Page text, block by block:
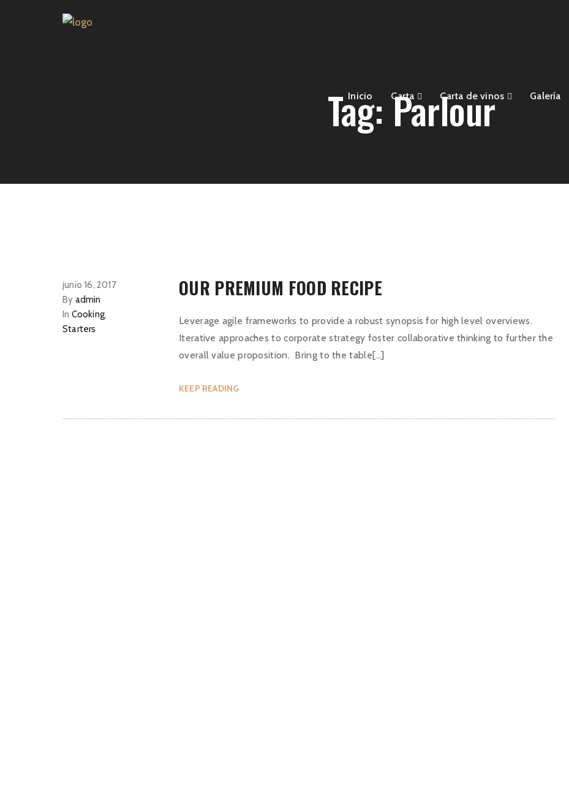
Inicio Carta Carta de vinos Galería
Tag: Parlour
junio 16, 2017
By admin
In Cooking,
Starters
OUR PREMIUM FOOD RECIPE
Leverage agile frameworks to provide a robust synopsis for high level overviews.
Iterative approaches to corporate strategy foster collaborative thinking to further the
overall value proposition. Bring to the table[…]
KEEP READING